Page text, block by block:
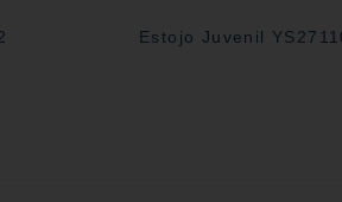
Estojo Juvenil